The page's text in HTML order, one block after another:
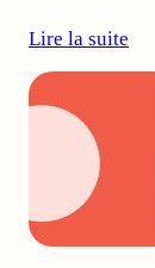
Lire la suite